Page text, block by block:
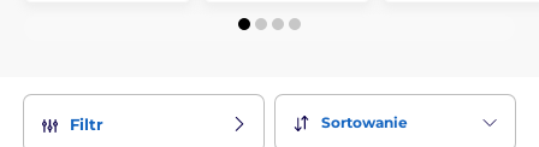
Filtr Sortowanie